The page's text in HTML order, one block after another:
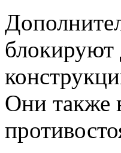
блокируют
Они также